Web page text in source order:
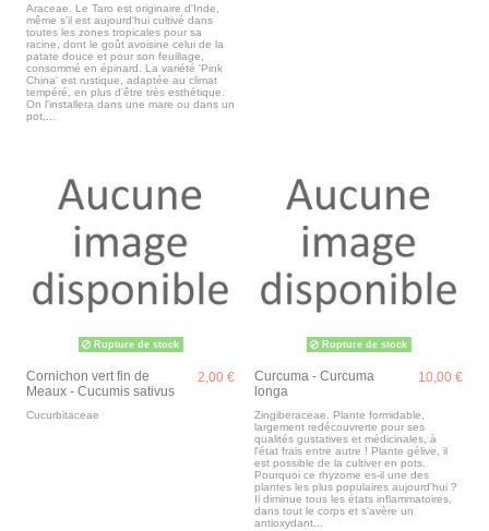
Araceae. Le Taro est originaire d'Inde,
même s'il est aujourd'hui cultivé dans
toutes les zones tropicales pour sa
racine, dont le goût avoisine celui de la
patate douce et pour son feuillage,
consommé en épinard. La variété 'Pink
China' est rustique, adaptée au climat
tempéré, en plus d'être très esthétique.
On l'installera dans une mare ou dans un
pot,...
Rupture de stock
Cornichon vert fin de
Meaux - Cucumis sativus
2,00 €
Cucurbitaceae
Rupture de stock
Curcuma - Curcuma
longa
10,00 €
Zingiberaceae. Plante formidable,
largement redécouvrerte pour ses
qualités gustatives et médicinales, à
l'état frais entre autre ! Plante gélive, il
est possible de la cultiver en pots.
Pourquoi ce rhyzome es-il une des
plantes les plus populaires aujourd'hui ?
Il diminue tous les états inflammatoires,
dans tout le corps et s'avère un
antioxydant...